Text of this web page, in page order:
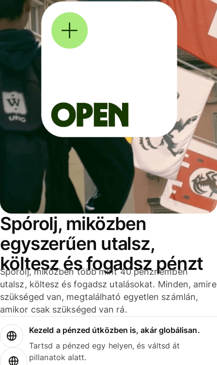
Spórolj, miközben
egyszerűen utalsz,
költesz és fogadsz pénzt
Spórolj, miközben több mint 40 pénznemben
utalsz, költesz és fogadsz utalásokat. Minden, amire
szükséged van, megtalálható egyetlen számlán,
amikor csak szükséged van rá.
Kezeld a pénzed útközben is, akár globálisan.
Tartsd a pénzed egy helyen, és váltsd át
pillanatok alatt.